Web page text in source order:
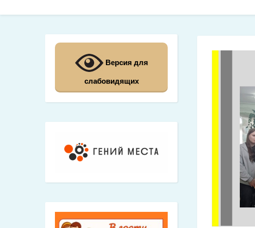
Версия для
слабовидящих